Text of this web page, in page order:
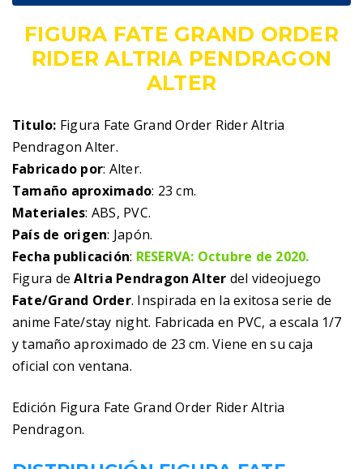
FIGURA FATE GRAND ORDER
RIDER ALTRIA PENDRAGON
ALTER
Titulo: Figura Fate Grand Order Rider Altria
Pendragon Alter.
Fabricado por: Alter.
Tamaño aproximado: 23 cm.
Materiales: ABS, PVC.
País de origen: Japón.
Fecha publicación: RESERVA: Octubre de 2020.
Figura deAltria Pendragon Alter del videojuego
Fate/Grand Order. Inspirada en la exitosa serie de
anime Fate/stay night. Fabricada en PVC, a escala 1/7
y tamaño aproximado de 23 cm. Viene en su caja
oficial con ventana.
Edición Figura Fate Grand Order Rider Altria
Pendragon.